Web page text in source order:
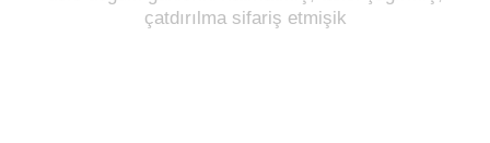
çatdırılma sifariş etmişik